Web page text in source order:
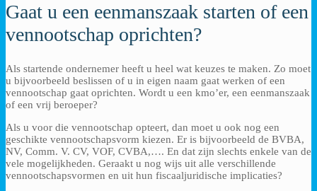
Gaat u een eenmanszaak starten of een
vennootschap oprichten?
Als startende ondernemer heeft u heel wat keuzes te maken. Zo moet
u bijvoorbeeld beslissen of u in eigen naam gaat werken of een
vennootschap gaat oprichten. Wordt u een kmo’er, een eenmanszaak
of een vrij beroeper?
Als u voor die vennootschap opteert, dan moet u ook nog een
geschikte vennootschapsvorm kiezen. Er is bijvoorbeeld de BVBA,
NV, Comm. V. CV, VOF, CVBA,…. En dat zijn slechts enkele van de
vele mogelijkheden. Geraakt u nog wijs uit alle verschillende
vennootschapsvormen en uit hun fiscaaljuridische implicaties?